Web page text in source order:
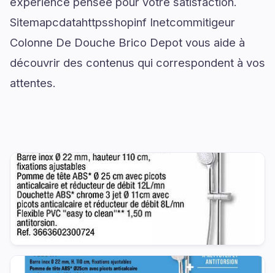
Sitemapcdatahttpsshopinf Inetcommitigeur
Colonne De Douche Brico Depot vous aide à
découvrir des contenus qui correspondent à vos
attentes.